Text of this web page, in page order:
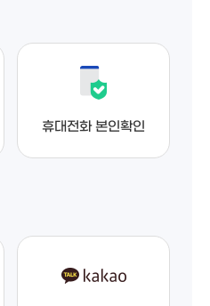
휴대전화 본인확인